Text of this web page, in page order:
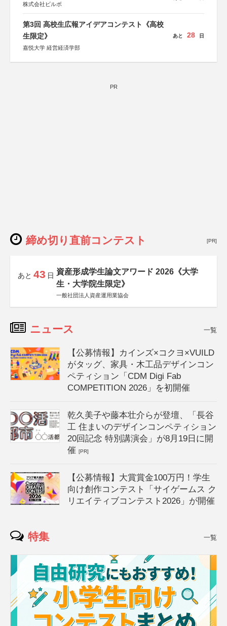
株式会社ビルボ
第3回 高校生広報アイデアコンテスト《高校
生限定》
嘉悦大学 経営経済学部
あと 28 日
PR
締め切り直前コンテスト [PR]
あと 43 日 資産形成学生論文アワード 2026《大学
生・大学院生限定》
一般社団法人資産運用業協会
ニュース 一覧
【公募情報】カインズ×コクヨ×VUILD
がタッグ、家具・木工品デザインコン
ペティション「CDM Digi Fab
COMPETITION 2026」を初開催
乾久美子や藤本壮介らが登壇、「長谷
工 住まいのデザインコンペティション
20回記念 特別講演会」が8月19日に開
催[PR]
【公募情報】大賞賞金100万円！学生
向け創作コンテスト「サイゲームス ク
リエイティブコンテスト2026」が開催
特集 一覧